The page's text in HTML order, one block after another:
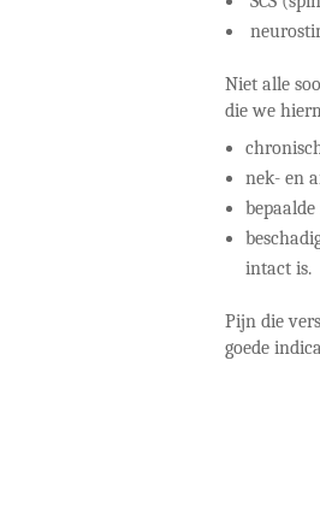
Niet alle
die we
nek- en
intact is.
Pijn die
goede